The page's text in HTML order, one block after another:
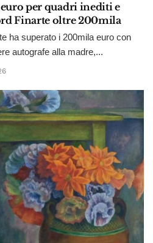
per quadri inediti e
Finarte oltre 200mila
ha superato i 200mila euro con
autografe alla madre,...